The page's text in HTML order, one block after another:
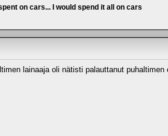
on cars... I would spend it all on cars
lainaaja oli nätisti palauttanut